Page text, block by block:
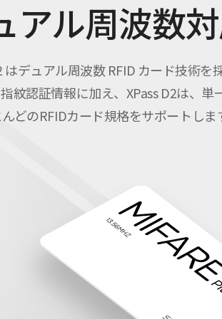
アル周波数
はデュアル周波数 RFID カード技術
紋認証情報に加え、XPass D2は、単
どのRFIDカード規格をサポートしま